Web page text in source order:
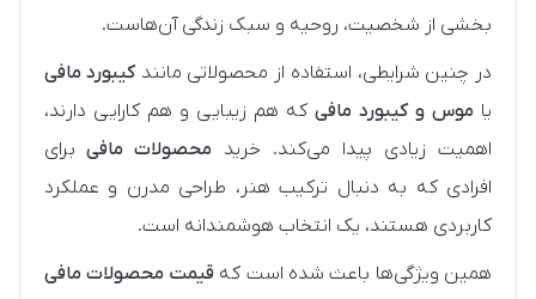
بخشی از شخصیت، روحیه و سبک زندگی آن‌هاست.
در چنین شرایطی، استفاده از محصولاتی مانندکیبورد مافی
یا موس و کیبورد مافی که هم زیبایی و هم کارایی دارند،
اهمیت زیادی پیدا می‌کند. خرید محصولات مافی برای
افرادی که به دنبال ترکیب هنر، طراحی مدرن و عملکرد
کاربردی هستند، یک انتخاب هوشمندانه است.
همین ویژگی‌ها باعث شده است که قیمت محصولات مافی